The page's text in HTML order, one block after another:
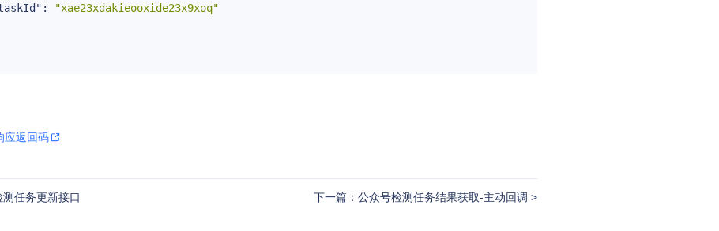
:
"xae23xdakieooxide23x9xoq"
应返回码
测任务更新接口 下一篇：公众号检测任务结果获取-主动回调